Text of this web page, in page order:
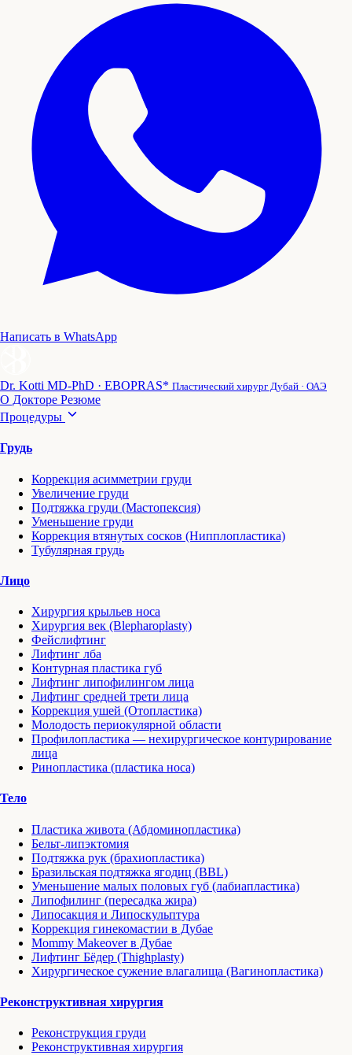
Написать в WhatsApp
Dr. Kotti MD-PhD · EBOPRAS* Пластический хирург Дубай · ОАЭ
О Докторе Резюме
Процедуры
Грудь
Коррекция асимметрии груди
Увеличение груди
Подтяжка груди (Мастопексия)
Уменьшение груди
Коррекция втянутых сосков (Нипплопластика)
Тубулярная грудь
Лицо
Хирургия крыльев носа
Хирургия век (Blepharoplasty)
Фейслифтинг
Лифтинг лба
Контурная пластика губ
Лифтинг липофилингом лица
Лифтинг средней трети лица
Коррекция ушей (Отопластика)
Молодость периокулярной области
Профилопластика — нехирургическое контурирование
лица
Ринопластика (пластика носа)
Тело
Пластика живота (Абдоминопластика)
Бельт-липэктомия
Подтяжка рук (брахиопластика)
Бразильская подтяжка ягодиц (BBL)
Уменьшение малых половых губ (лабиапластика)
Липофилинг (пересадка жира)
Липосакция и Липоскульптура
Коррекция гинекомастии в Дубае
Mommy Makeover в Дубае
Лифтинг Бёдер (Thighplasty)
Хирургическое сужение влагалища (Вагинопластика)
Реконструктивная хирургия
Реконструкция груди
Реконструктивная хирургия